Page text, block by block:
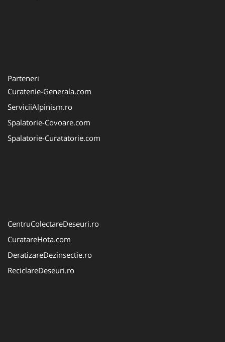
Parteneri
Curatenie-Generala.com
ServiciiAlpinism.ro
Spalatorie-Covoare.com
Spalatorie-Curatatorie.com
CentruColectareDeseuri.ro
CuratareHota.com
DeratizareDezinsectie.ro
ReciclareDeseuri.ro